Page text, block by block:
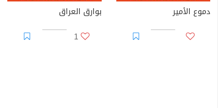
دموع الأمير
بوارق العراق
1